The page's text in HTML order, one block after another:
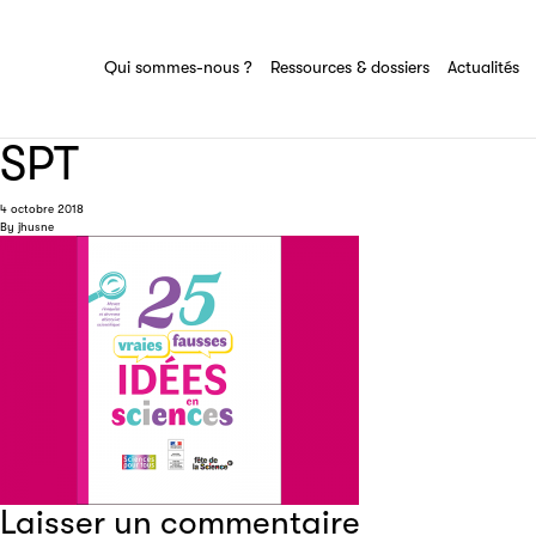
Qui sommes-nous ? Ressources & dossiers Actualités
d'expertise du groupe Sciences pour tous
SPT
4 octobre 2018
By jhusne
Laisser un commentaire